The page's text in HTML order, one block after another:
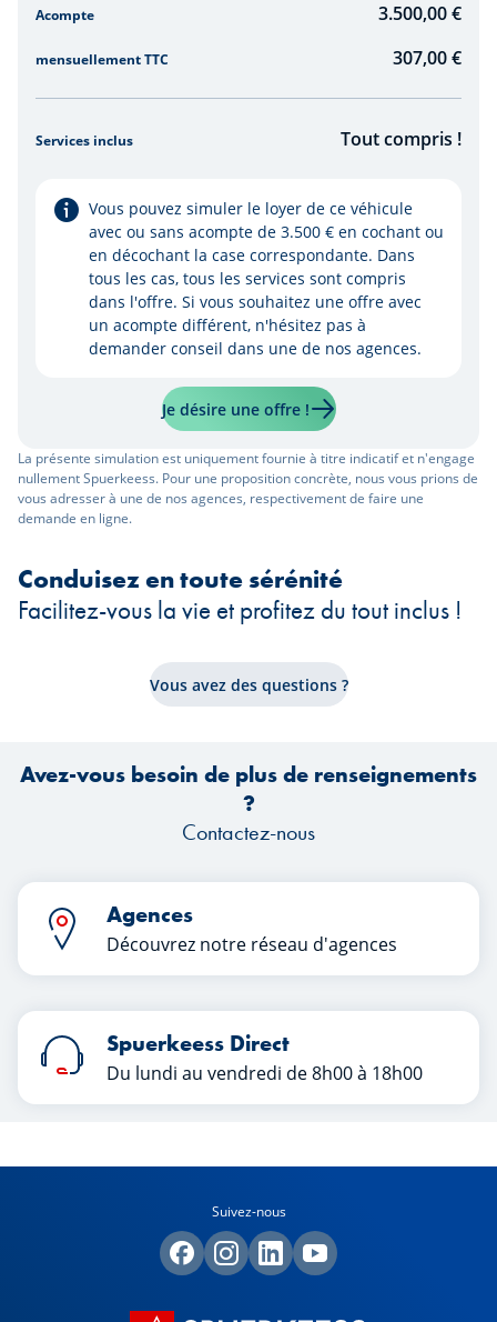
La présente simulation est uniquement fournie à titre indicatif et n'engage
nullement Spuerkeess. Pour une proposition concrète, nous vous prions de
vous adresser à une de nos agences, respectivement de faire une
demande en ligne.
Acompte 3.500,00 €
mensuellement TTC 307,00€
Services inclus Tout compris !
Vous pouvez simuler le loyer de ce véhicule
avec ou sans acompte de 3.500 € en cochant ou
en décochant la case correspondante. Dans
tous les cas, tous les services sont compris
dans l'offre. Si vous souhaitez une offre avec
un acompte différent, n'hésitez pas à
demander conseil dans une de nos agences.
Je désire une offre !
Conduisez en toute sérénité
Facilitez-vous la vie et profitez du tout inclus !
Vous avez des questions ?
Avez-vous besoin de plus de renseignements
?
Contactez-nous
Agences
Découvrez notre réseau d'agences
Spuerkeess Direct
Du lundi au vendredi de 8h00 à 18h00
Suivez-nous